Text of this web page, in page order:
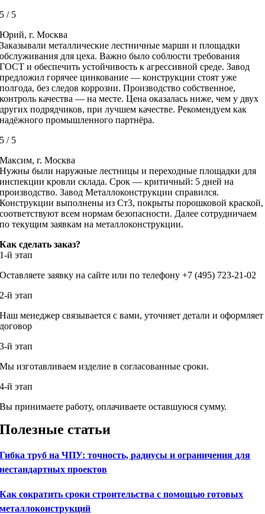
5 / 5
Юрий, г. Москва
Заказывали металлические лестничные марши и площадки
обслуживания для цеха. Важно было соблюсти требования
ГОСТ и обеспечить устойчивость к агрессивной среде. Завод
предложил горячее цинкование — конструкции стоят уже
полгода, без следов коррозии. Производство собственное,
контроль качества — на месте. Цена оказалась ниже, чем у двух
других подрядчиков, при лучшем качестве. Рекомендуем как
надёжного промышленного партнёра.
5 / 5
Максим, г. Москва
Нужны были наружные лестницы и переходные площадки для
инспекции кровли склада. Срок — критичный: 5 дней на
производство. Завод Металлоконструкции справился.
Конструкции выполнены из Ст3, покрыты порошковой краской,
соответствуют всем нормам безопасности. Далее сотрудничаем
по текущим заявкам на металлоконструкции.
Как сделать заказ?
1-й этап
Оставляете заявку на сайте или по телефону +7 (495) 723-21-02
2-й этап
Наш менеджер связывается с вами, уточняет детали и оформляет
договор
3-й этап
Мы изготавливаем изделие в согласованные сроки.
4-й этап
Вы принимаете работу, оплачиваете оставшуюся сумму.
Полезные статьи
Гибка труб на ЧПУ: точность, радиусы и ограничения для
нестандартных проектов
Как сократить сроки строительства с помощью готовых
металлоконструкций